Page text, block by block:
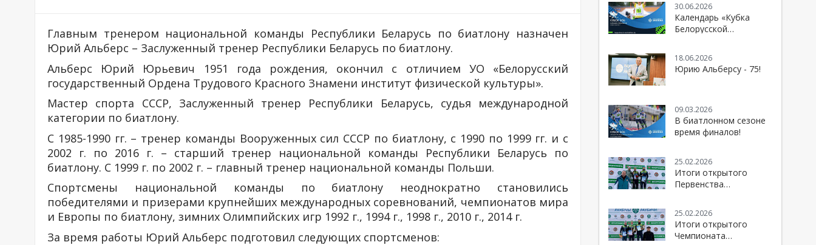
Главным тренером национальной команды Республики Беларусь по биатлону назначен
Юрий Альберс – Заслуженный тренер Республики Беларусь по биатлону.
Альберс Юрий Юрьевич 1951 года рождения, окончил с отличием УО «Белорусский
государственный Ордена Трудового Красного Знамени институт физической культуры».
Мастер спорта СССР, Заслуженный тренер Республики Беларусь, судья международной
категории по биатлону.
С 1985-1990 гг. – тренер команды Вооруженных сил СССР по биатлону, с 1990 по 1999 гг. и с
2002 г. по 2016 г. – старший тренер национальной команды Республики Беларусь по
биатлону. С 1999 г. по 2002 г. – главный тренер национальной команды Польши.
Спортсмены национальной команды по биатлону неоднократно становились
победителями и призерами крупнейших международных соревнований, чемпионатов мира
и Европы по биатлону, зимних Олимпийских игр 1992 г., 1994 г., 1998 г., 2010 г., 2014 г.
За время работы Юрий Альберс подготовил следующих спортсменов:
болельщикам и
спортивной
общественности
30.06.2026
Календарь «Кубка
Белорусской
18.06.2026
Юрию Альберсу - 75!
09.03.2026
В биатлонном сезоне
время финалов!
25.02.2026
Итоги открытого
Первенства
25.02.2026
Итоги открытого
Чемпионата